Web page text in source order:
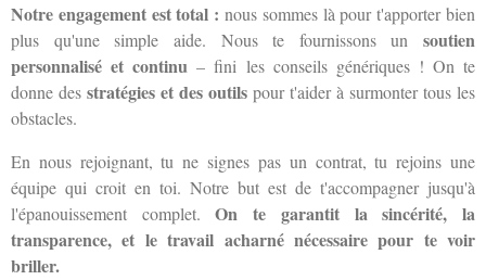
Notre engagement est total : nous sommes là pour t'apporter bien
plus qu'une simple aide. Nous te fournissons un soutien
personnalisé et continu – fini les conseils génériques ! On te
donne des stratégies et des outils pour t'aider à surmonter tous les
obstacles.
En nous rejoignant, tu ne signes pas un contrat, tu rejoins une
équipe qui croit en toi. Notre but est de t'accompagner jusqu'à
l'épanouissement complet.On te garantit la sincérité, la
transparence, et le travail acharné nécessaire pour te voir
briller.